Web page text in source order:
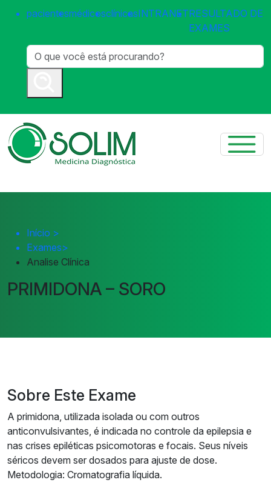
pacientesmédicosclínicasINTRANETRESULTADO DE
EXAMES
Início >
Exames>
Analise Clínica
PRIMIDONA – SORO
Sobre Este Exame
A primidona, utilizada isolada ou com outros
anticonvulsivantes, é indicada no controle da epilepsia e
nas crises epiléticas psicomotoras e focais. Seus níveis
séricos devem ser dosados para ajuste de dose.
Metodologia: Cromatografia líquida.